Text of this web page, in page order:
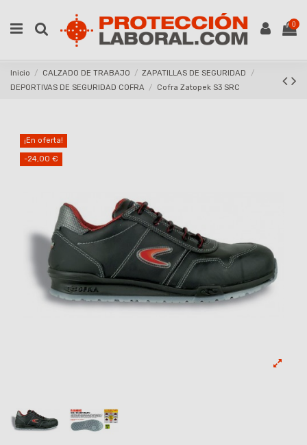
0
Inicio CALZADO DE TRABAJO
ZAPATILLAS DE SEGURIDAD
DEPORTIVAS DE SEGURIDAD COFRA
Cofra Zatopek S3 SRC
¡En oferta!
-24,00 €